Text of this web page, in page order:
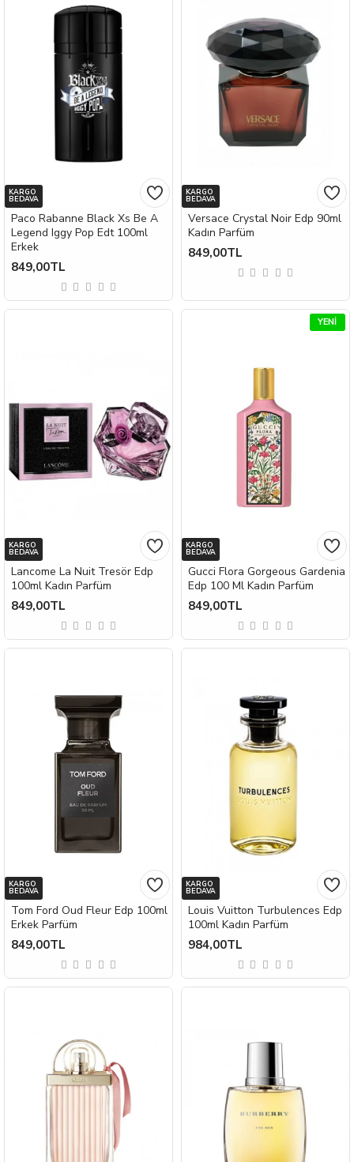
KARGO
BEDAVA
Paco Rabanne Black Xs Be A
Legend Iggy Pop Edt 100ml
Erkek
849,00TL
KARGO
BEDAVA
Versace Crystal Noir Edp 90ml
Kadın Parfüm
849,00TL
KARGO
BEDAVA
Lancome La Nuit Tresör Edp
100ml Kadın Parfüm
849,00TL
YENI
KARGO
BEDAVA
Gucci Flora Gorgeous Gardenia
Edp 100 Ml Kadın Parfüm
849,00TL
KARGO
BEDAVA
Tom Ford Oud Fleur Edp 100ml
Erkek Parfüm
849,00TL
KARGO
BEDAVA
Louis Vuitton Turbulences Edp
100ml Kadın Parfüm
984,00TL